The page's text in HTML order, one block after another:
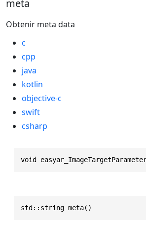
meta
Obtenir meta data
c
cpp
java
kotlin
objective-c
swift
csharp
void
std::string meta()